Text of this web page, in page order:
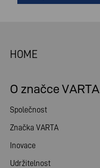
HOME
O značce VARTA
Společnost
Značka VARTA
Inovace
Udržitelnost